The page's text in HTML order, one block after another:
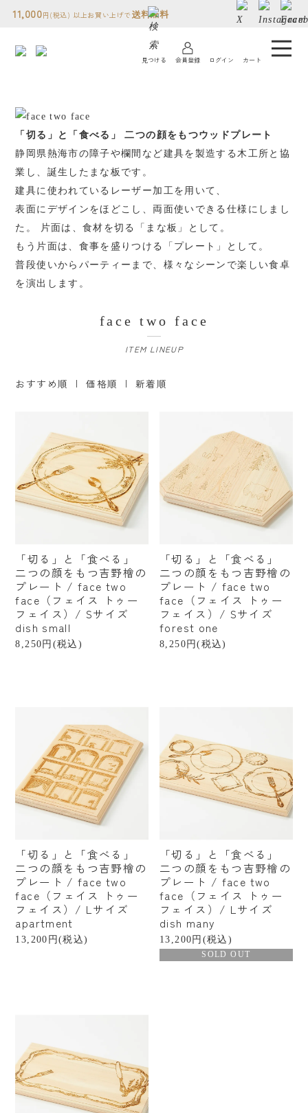
11,000円(税込) 以上お買い上げで 送料無料
見つける 会員登録 ログイン カート
人気ランキング
贈り物について
読み物
店舗情報
カテゴリーから探す
ファッション小物
美容・健康
ステーショナリー
インテリア
フード・ドリンク
食器・キッチン
掃除
アウトドア
結婚祝い
出産祝い
新築・引越し祝い
プチギフト
産地から探す
北海道 福島
山梨
岐阜
大阪 京都
岡山 愛媛
「切る」と「食べる」 二つの顔をもつウッドプレート
静岡県熱海市の障子や欄間など建具を製造する木工所と協
業し、誕生したまな板です。
建具に使われているレーザー加工を用いて、
表面にデザインをほどこし、両面使いできる仕様にしまし
た。 片面は、食材を切る「まな板」として。
もう片面は、食事を盛りつける「プレート」として。
普段使いからパーティーまで、様々なシーンで楽しい食卓
を演出します。
face two face
ITEM LINEUP
おすすめ順 | 価格順 | 新着順
「切る」と「食べる」
二つの顔をもつ吉野檜の
プレート / face two
face（フェイス トゥー
フェイス）/ Sサイズ
dish small
8,250円(税込)
「切る」と「食べる」
二つの顔をもつ吉野檜の
プレート / face two
face（フェイス トゥー
フェイス）/ Sサイズ
forest one
8,250円(税込)
「切る」と「食べる」
二つの顔をもつ吉野檜の
プレート / face two
face（フェイス トゥー
フェイス）/ Lサイズ
apartment
13,200円(税込)
「切る」と「食べる」
二つの顔をもつ吉野檜の
プレート / face two
face（フェイス トゥー
フェイス）/ Lサイズ
dish many
13,200円(税込)
SOLD OUT